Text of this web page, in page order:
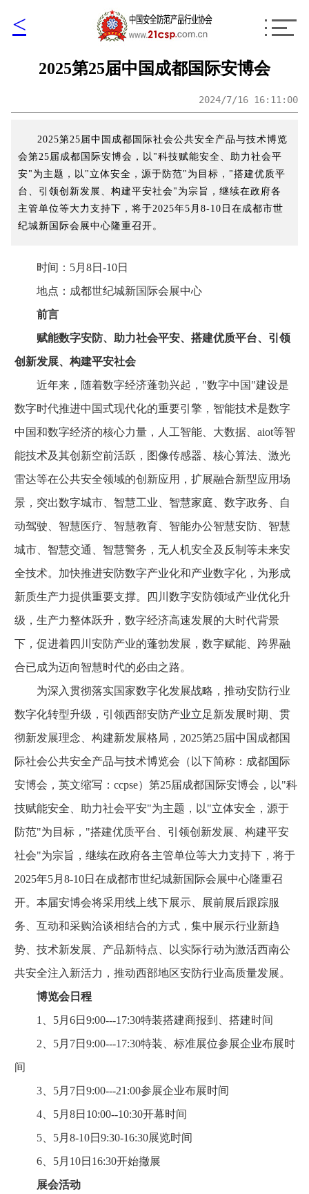
<
2025第25届中国成都国际安博会
2024/7/16 16:11:00
2025第25届中国成都国际社会公共安全产品与技术博览
会第25届成都国际安博会，以"科技赋能安全、助力社会平
安"为主题，以"立体安全，源于防范"为目标，"搭建优质平
台、引领创新发展、构建平安社会"为宗旨，继续在政府各
主管单位等大力支持下，将于2025年5月8-10日在成都市世
纪城新国际会展中心隆重召开。
时间：5月8日-10日
地点：成都世纪城新国际会展中心
前言
赋能数字安防、助力社会平安、搭建优质平台、引领
创新发展、构建平安社会
近年来，随着数字经济蓬勃兴起，"数字中国"建设是
数字时代推进中国式现代化的重要引擎，智能技术是数字
中国和数字经济的核心力量，人工智能、大数据、aiot等智
能技术及其创新空前活跃，图像传感器、核心算法、激光
雷达等在公共安全领域的创新应用，扩展融合新型应用场
景，突出数字城市、智慧工业、智慧家庭、数字政务、自
动驾驶、智慧医疗、智慧教育、智能办公智慧安防、智慧
城市、智慧交通、智慧警务，无人机安全及反制等未来安
全技术。加快推进安防数字产业化和产业数字化，为形成
新质生产力提供重要支撑。四川数字安防领域产业优化升
级，生产力整体跃升，数字经济高速发展的大时代背景
下，促进着四川安防产业的蓬勃发展，数字赋能、跨界融
合已成为迈向智慧时代的必由之路。
为深入贯彻落实国家数字化发展战略，推动安防行业
数字化转型升级，引领西部安防产业立足新发展时期、贯
彻新发展理念、构建新发展格局，2025第25届中国成都国
际社会公共安全产品与技术博览会（以下简称：成都国际
安博会，英文缩写：ccpse）第25届成都国际安博会，以"科
技赋能安全、助力社会平安"为主题，以"立体安全，源于
防范"为目标，"搭建优质平台、引领创新发展、构建平安
社会"为宗旨，继续在政府各主管单位等大力支持下，将于
2025年5月8-10日在成都市世纪城新国际会展中心隆重召
开。本届安博会将采用线上线下展示、展前展后跟踪服
务、互动和采购洽谈相结合的方式，集中展示行业新趋
势、技术新发展、产品新特点、以实际行动为激活西南公
共安全注入新活力，推动西部地区安防行业高质量发展。
博览会日程
1、5月6日9:00---17:30特装搭建商报到、搭建时间
2、5月7日9:00---17:30特装、标准展位参展企业布展时
间
3、5月7日9:00---21:00参展企业布展时间
4、5月8日10:00--10:30开幕时间
5、5月8-10日9:30-16:30展览时间
6、5月10日16:30开始撤展
展会活动